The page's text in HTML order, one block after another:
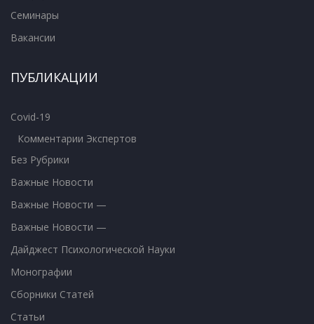
Семинары
Вакансии
ПУБЛИКАЦИИ
Covid-19
Комментарии Экспертов
Без Рубрики
Важные Новости
Важные Новости —
Важные Новости —
Дайджест Психологической Науки
Монографии
Сборники Статей
Статьи